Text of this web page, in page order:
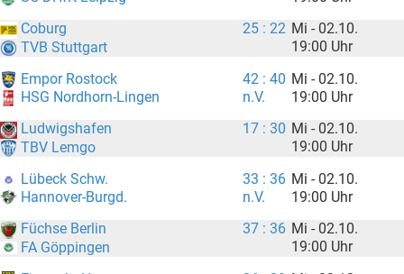
Coburg
TVB Stuttgart
25 : 22 Mi - 02.10.
19:00 Uhr
Empor Rostock
HSG Nordhorn-Lingen
42 : 40
n.V.
Mi - 02.10.
19:00 Uhr
Ludwigshafen
TBV Lemgo
17 : 30 Mi - 02.10.
19:00 Uhr
Lübeck Schw.
Hannover-Burgd.
33 : 36
n.V.
Mi - 02.10.
19:00 Uhr
Füchse Berlin
FA Göppingen
37 : 36 Mi - 02.10.
19:00 Uhr